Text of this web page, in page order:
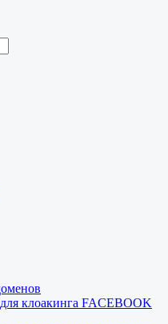
клоакинга FACEBOOK